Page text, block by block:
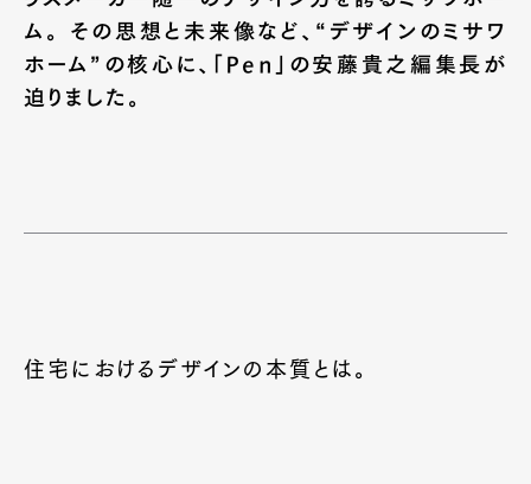
ム。 その思想と未来像など、“デザインのミサワ
ホーム”の核心に、「Pen」の安藤貴之編集長が
迫りました。
住宅におけるデザインの本質とは。